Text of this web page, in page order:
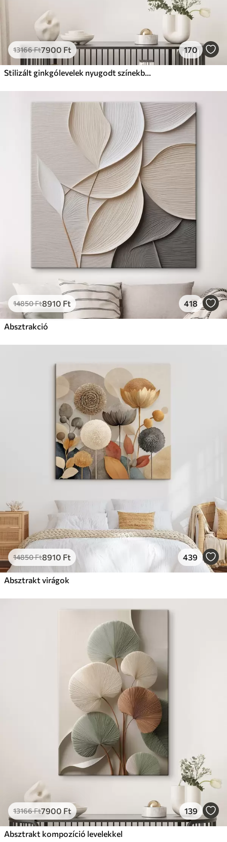
13166Ft7900 Ft 170
Stilizált ginkgólevelek nyugodt színekben
14850Ft8910 Ft 418
Absztrakció
14850Ft8910 Ft 439
Absztrakt virágok
13166Ft7900 Ft 139
Absztrakt kompozíció levelekkel